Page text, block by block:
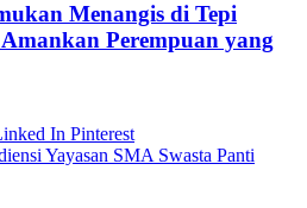
Menangis di Tepi
Perempuan yang
In Pinterest